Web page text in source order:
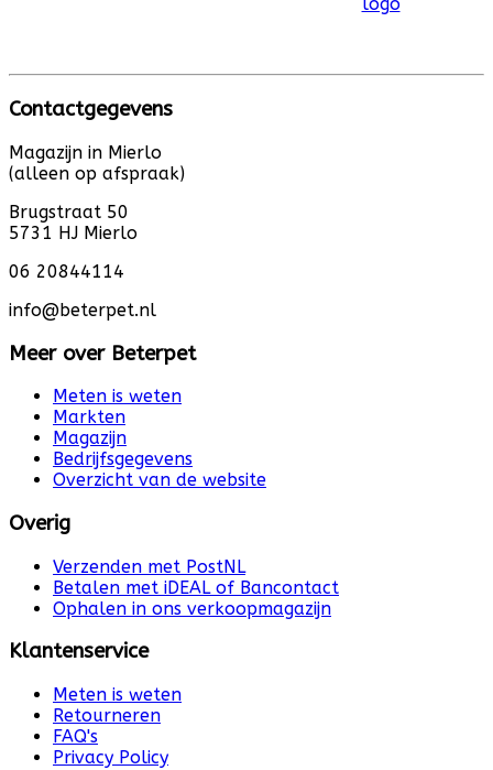
Contactgegevens
Magazijn in Mierlo
(alleen op afspraak)
Brugstraat 50
5731 HJ Mierlo
06 20844114
info@beterpet.nl
Meer over Beterpet
Meten is weten
Markten
Magazijn
Bedrijfsgegevens
Overzicht van de website
Overig
Verzenden met PostNL
Betalen met iDEAL of Bancontact
Ophalen in ons verkoopmagazijn
Klantenservice
Meten is weten
Retourneren
FAQ's
Privacy Policy